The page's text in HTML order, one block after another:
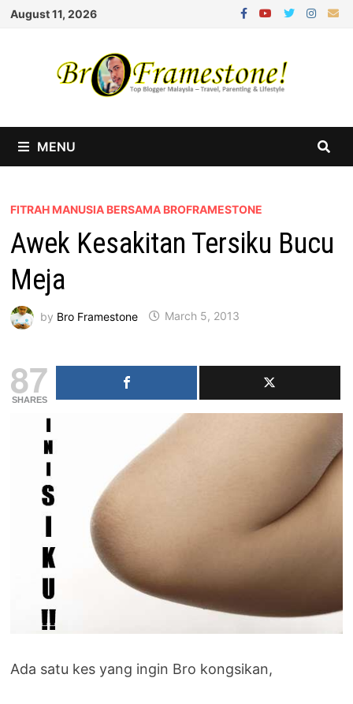
Skip
August 11, 2026
MENU
FITRAH MANUSIA BERSAMA BROFRAMESTONE
Awek Kesakitan Tersiku Bucu
Meja
by Bro Framestone March 5, 2013
87
SHARES
Ada satu kes yang ingin Bro kongsikan,